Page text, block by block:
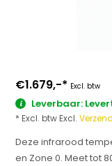
€1.679,-* Excl. btw
Leverbaar:
* Excl. btw Excl.
Deze infrarood
en Zone 0. Meet tot